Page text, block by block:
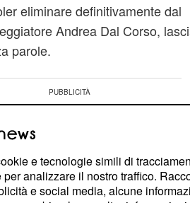
eliminare definitivamente dal
Andrea Dal Corso,
parole.
e tecnologie simili di
analizzare il nostro traffico.
e social media, alcune